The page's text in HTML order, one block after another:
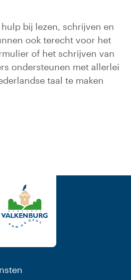
bij lezen, schrijven en
ook terecht voor het
of het schrijven van
ondersteunen met allerlei
taal te maken